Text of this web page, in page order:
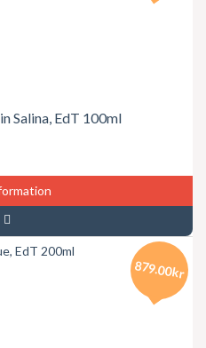
Salina, EdT 100ml
879.00kr